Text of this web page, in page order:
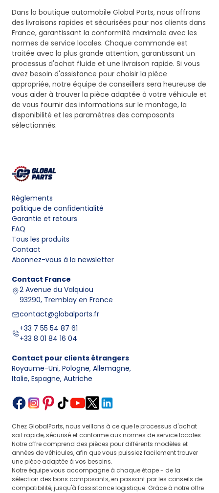
Dans la boutique automobile Global Parts, nous offrons
des livraisons rapides et sécurisées pour nos clients dans
France, garantissant la conformité maximale avec les
normes de service locales. Chaque commande est
traitée avec la plus grande attention, garantissant un
processus d'achat fluide et une livraison rapide. Si vous
avez besoin d'assistance pour choisir la pièce
appropriée, notre équipe de conseillers sera heureuse de
vous aider à trouver la pièce adaptée à votre véhicule et
de vous fournir des informations sur le montage, la
disponibilité et les paramètres des composants
sélectionnés.
Règlements
politique de confidentialité
Garantie et retours
FAQ
Tous les produits
Contact
Abonnez-vous à la newsletter
Contact France
2 Avenue du Valquiou
93290, Tremblay en France
contact@globalparts.fr
+33 7 55 54 87 61
+33 8 01 84 16 04
Contact pour clients étrangers
Royaume-Uni, Pologne, Allemagne,
Italie, Espagne, Autriche
Chez GlobalParts, nous veillons à ce que le processus d'achat
soit rapide, sécurisé et conforme aux normes de service locales.
Notre offre comprend des pièces pour différents modèles et
années de véhicules, afin que vous puissiez facilement trouver
une pièce adaptée à vos besoins.
Notre équipe vous accompagne à chaque étape - de la
sélection des bons composants, en passant par les conseils de
compatibilité, jusqu'à l'assistance logistique. Grâce à notre offre